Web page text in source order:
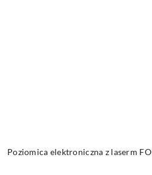
Poziomica elektroniczna z laserm